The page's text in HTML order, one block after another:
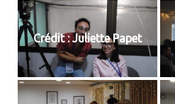
Crédit : Juliette Papet